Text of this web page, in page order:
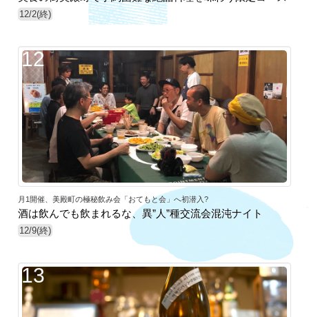
12/2(終)
12
月1開催、美殿町の極秘飲み会「おてもと会」へ初潜入?
酒は飲んでも飲まれるな、異”人”種交流会混沌ナイト
12/9(終)
13